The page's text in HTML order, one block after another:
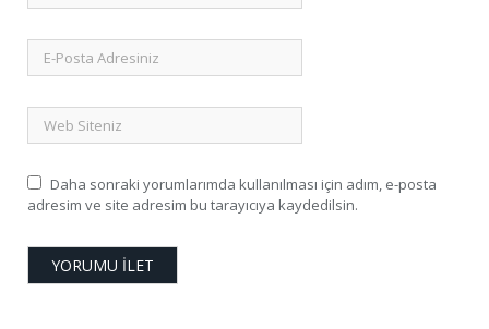
Daha sonraki yorumlarımda kullanılması için adım, e-posta
adresim ve site adresim bu tarayıcıya kaydedilsin.